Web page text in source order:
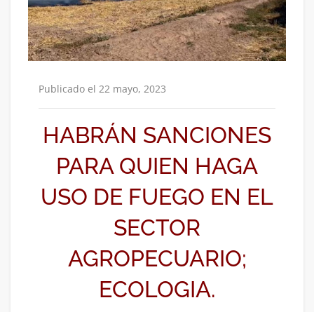
Publicado el 22 mayo, 2023
HABRÁN SANCIONES
PARA QUIEN HAGA
USO DE FUEGO EN EL
SECTOR
AGROPECUARIO;
ECOLOGIA.